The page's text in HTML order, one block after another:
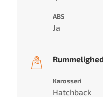
ABS
Ja
Karosseri
Hatchback